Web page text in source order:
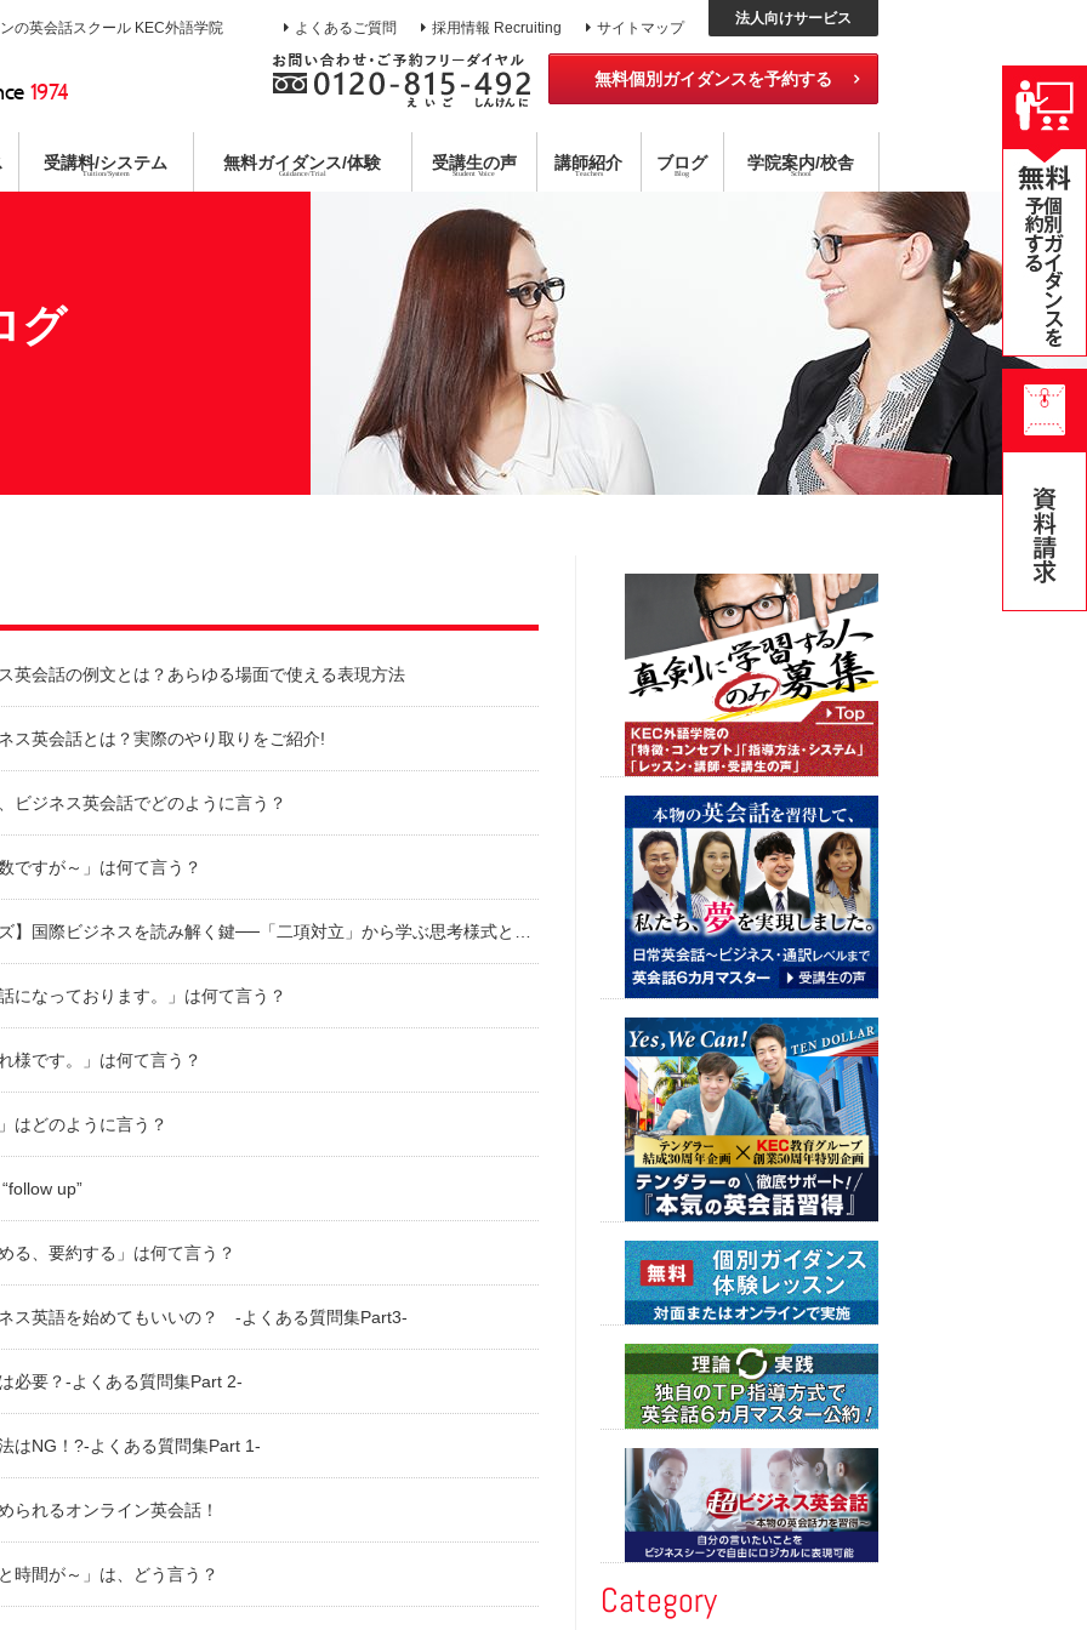
の英会話スクール KEC外語学院
1974
よくあるご質問 採用情報 Recruiting サイトマップ
法人向けサービス
無料個別ガイダンスを予約する
コミットメントシステム コーチング×指導 ハイブリッド型選択受講
各種外国語コース 個別レッスン
受講料/システム
Tuition/System
無料ガイダンス/体験
Guidance/Trial
無料体験レッスン 無料公開セミナー
受講生の声
Student Voice
講師紹介
Teachers
ブログ
Blog
学院案内/校舎
School
アメリカ校 オンライン・スクール
グ
英会話の例文とは？あらゆる場面で使える表現方法
ス英会話とは？実際のやり取りをご紹介!
ビジネス英会話でどのように言う？
ですが～」は何て言う？
際ビジネスを読み解く鍵──「二項対立」から学ぶ思考様式とビジネス英語
になっております。」は何て言う？
様です。」は何て言う？
はどのように言う？
up”
る、要約する」は何て言う？
ス英語を始めてもいいの？ -よくある質問集Part3-
必要？-よくある質問集Part 2-
はNG！?-よくある質問集Part 1-
られるオンライン英会話！
時間が～」は、どう言う？
Category